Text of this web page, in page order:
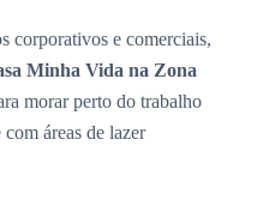
corporativos e comerciais,
Minha Vida na Zona
morar perto do trabalho
áreas de lazer